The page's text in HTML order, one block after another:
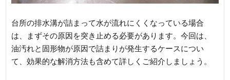
台所の排水溝が詰まって水が流れにくくなっている場合
は、まずその原因を突き止める必要があります。今回は、
油汚れと固形物が原因で詰まりが発生するケースについ
て、効果的な解消方法も含めて詳しくご紹介しましょう。